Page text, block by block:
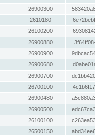
26900300
2610180
26100200
26900880
26900900
26900680
26900700
26700100
26900480
26900500
26100100
26500150